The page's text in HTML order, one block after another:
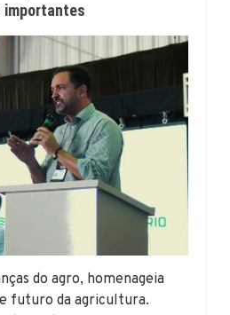
importantes
do agro, homenageia
futuro da agricultura.